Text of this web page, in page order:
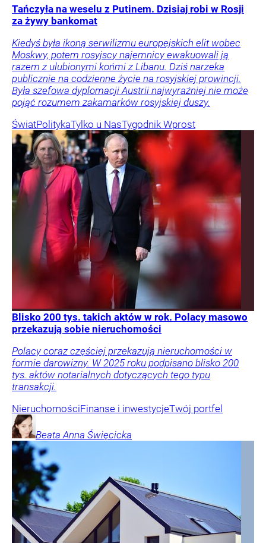
Tańczyła na weselu z Putinem. Dzisiaj robi w Rosji
za żywy bankomat
Kiedyś była ikoną serwilizmu europejskich elit wobec
Moskwy, potem rosyjscy najemnicy ewakuowali ją
razem z ulubionymi końmi z Libanu. Dziś narzeka
publicznie na codzienne życie na rosyjskiej prowincji.
Była szefowa dyplomacji Austrii najwyraźniej nie może
pojąć rozumem zakamarków rosyjskiej duszy.
ŚwiatPolitykaTylko u NasTygodnik Wprost
Blisko 200 tys. takich aktów w rok. Polacy masowo
przekazują sobie nieruchomości
Polacy coraz częściej przekazują nieruchomości w
formie darowizny. W 2025 roku podpisano blisko 200
tys. aktów notarialnych dotyczących tego typu
transakcji.
NieruchomościFinanse i inwestycjeTwój portfel
Beata Anna Święcicka